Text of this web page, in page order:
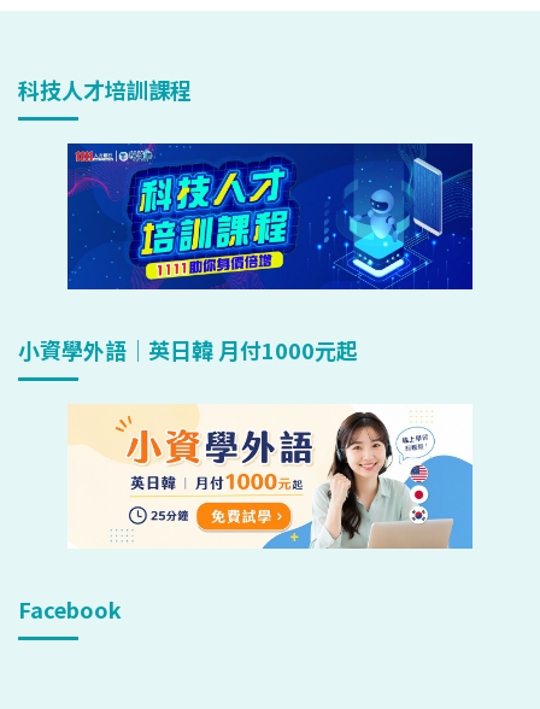
科技人才培訓課程
小資學外語｜英日韓 月付1000元起
Facebook